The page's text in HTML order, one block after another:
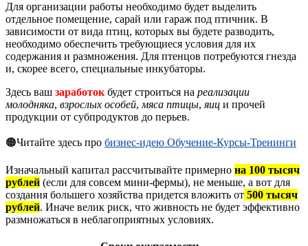
Для организации работы необходимо будет выделить
отдельное помещение, сарай или гараж под птичник. В
зависимости от вида птиц, которых вы будете разводить,
необходимо обеспечить требующиеся условия для их
содержания и размножения. Для птенцов потребуются гнезда
и, скорее всего, специальные инкубаторы.
Здесь ваш заработокбудет строиться на реализации
молодняка, взрослых особей,мяса птицы,яиц и прочей
продукции от субпродуктов до перьев.
🟠Читайте здесь про бизнес-идею Обучение-Курсы-Тренинги
Изначальный капитал рассчитывайте примерно на 100 тысяч
рублей (если для совсем мини-фермы), не меньше, а вот для
создания большего хозяйства придется вложить от 500 тысяч
рублей. Иначе велик риск, что живность не будет эффективно
размножаться в неблагоприятных условиях.